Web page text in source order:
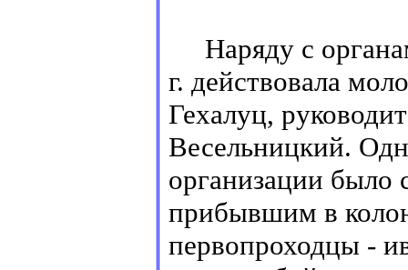
Наряду с
г. действовала
Гехалуц,
Весельницкий.
организации было
прибывшим в
первопроходцы -